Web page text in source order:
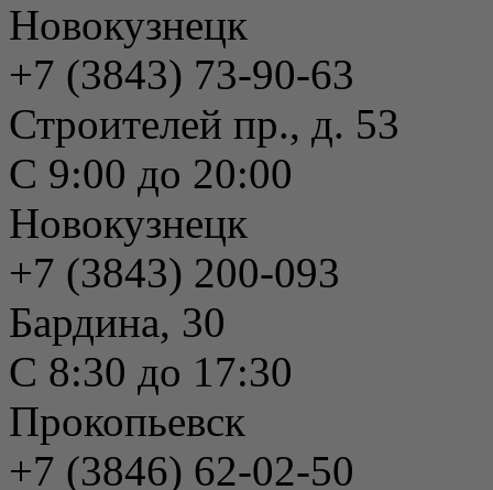
Новокузнецк
+7 (3843) 73-90-63
Строителей пр., д. 53
С 9:00 до 20:00
Новокузнецк
+7 (3843) 200-093
Бардина, 30
С 8:30 до 17:30
Прокопьевск
+7 (3846) 62-02-50